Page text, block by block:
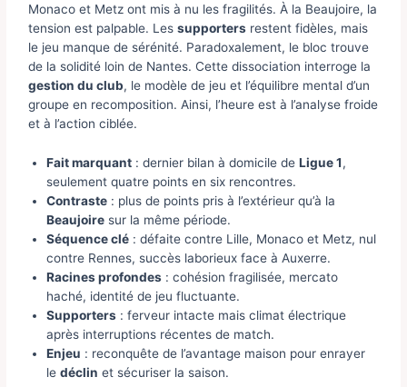
Monaco et Metz ont mis à nu les fragilités. À la Beaujoire, la
tension est palpable. Lessupporters restent fidèles, mais
le jeu manque de sérénité. Paradoxalement, le bloc trouve
de la solidité loin de Nantes. Cette dissociation interroge la
gestion du club, le modèle de jeu et l’équilibre mental d’un
groupe en recomposition. Ainsi, l’heure est à l’analyse froide
et à l’action ciblée.
Fait marquant : dernier bilan à domicile deLigue 1,
seulement quatre points en six rencontres.
Contraste : plus de points pris à l’extérieur qu’à la
Beaujoire sur la même période.
Séquence clé : défaite contre Lille, Monaco et Metz, nul
contre Rennes, succès laborieux face à Auxerre.
Racines profondes : cohésion fragilisée, mercato
haché, identité de jeu fluctuante.
Supporters : ferveur intacte mais climat électrique
après interruptions récentes de match.
Enjeu : reconquête de l’avantage maison pour enrayer
ledéclin et sécuriser la saison.